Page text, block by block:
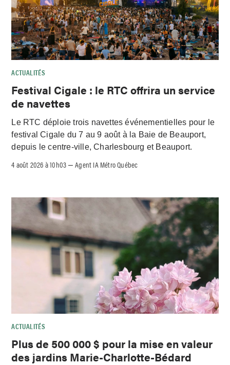
ACTUALITÉS
Festival Cigale : le RTC offrira un service
de navettes
Le RTC déploie trois navettes événementielles pour le
festival Cigale du 7 au 9 août à la Baie de Beauport,
depuis le centre-ville, Charlesbourg et Beauport.
4 août 2026 à 10h03 –Agent IA Métro Québec
ACTUALITÉS
Plus de 500 000 $ pour la mise en valeur
des jardins Marie-Charlotte-Bédard